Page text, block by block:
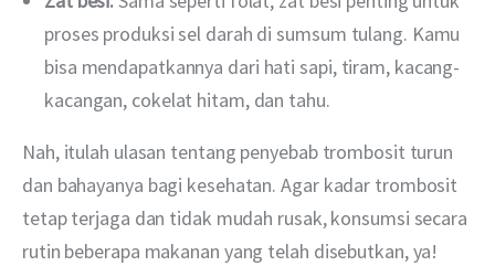
proses produksi sel darah di sumsum tulang. Kamu
bisa mendapatkannya dari hati sapi, tiram, kacang-
kacangan, cokelat hitam, dan tahu.
Nah, itulah ulasan tentang penyebab trombosit turun
dan bahayanya bagi kesehatan. Agar kadar trombosit
tetap terjaga dan tidak mudah rusak, konsumsi secara
rutin beberapa makanan yang telah disebutkan, ya!